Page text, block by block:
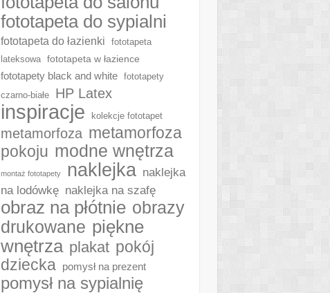
fototapeta do sypialni
fototapeta do łazienki
fototapeta
lateksowa
fototapeta w łazience
fototapety black and white
fototapety
czarno-białe
HP Latex
inspiracje kolekcje fototapet
metamorfoza metamorfoza
pokoju modne wnętrza
montaż fototapety naklejka naklejka
na lodówkę naklejka na szafę
obraz na płótnie obrazy
drukowane piękne
wnętrza plakat pokój
dziecka pomysł na prezent
pomysł na sypialnię